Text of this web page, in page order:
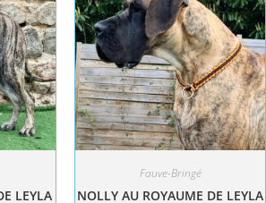
LEYLA
Fauve-Bringé
NOLLY AU ROYAUME DE LEYLA